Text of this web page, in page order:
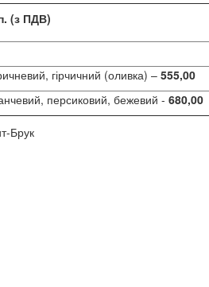
(з ПДВ)
гірчичний (оливка) –555,00
персиковий, бежевий - 680,00